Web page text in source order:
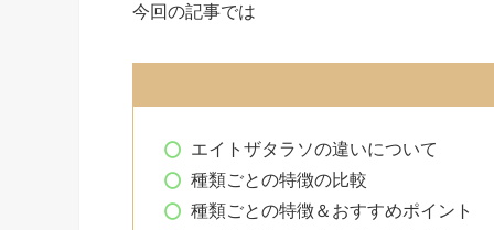
今回の記事では
エイトザタラソの違いについて
種類ごとの特徴の比較
種類ごとの特徴＆おすすめポイント